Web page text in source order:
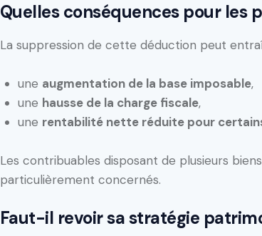
Quelles conséquences pour les
La suppression de cette déduction peut
une augmentation de la base imposable,
une hausse de la charge fiscale,
une rentabilité nette réduite pour
Les contribuables disposant de plusieurs
particulièrement concernés.
Faut-il revoir sa stratégie